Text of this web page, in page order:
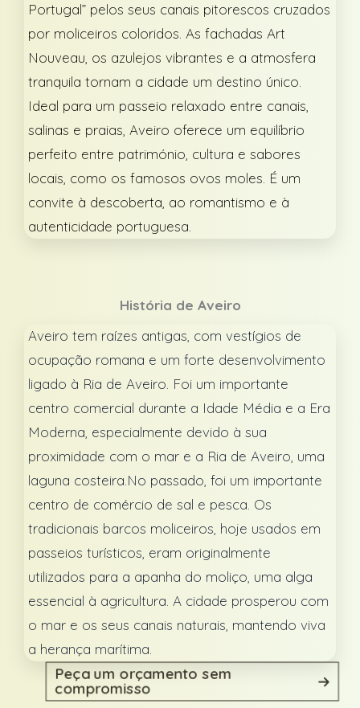
Portugal” pelos seus canais pitorescos cruzados
por moliceiros coloridos. As fachadas Art
Nouveau, os azulejos vibrantes e a atmosfera
tranquila tornam a cidade um destino único.
Ideal para um passeio relaxado entre canais,
salinas e praias, Aveiro oferece um equilíbrio
perfeito entre património, cultura e sabores
locais, como os famosos ovos moles. É um
convite à descoberta, ao romantismo e à
autenticidade portuguesa.
História de Aveiro
Aveiro tem raízes antigas, com vestígios de
ocupação romana e um forte desenvolvimento
ligado à Ria de Aveiro. Foi um importante
centro comercial durante a Idade Média e a Era
Moderna, especialmente devido à sua
proximidade com o mar e a Ria de Aveiro, uma
laguna costeira.No passado, foi um importante
centro de comércio de sal e pesca. Os
tradicionais barcos moliceiros, hoje usados em
passeios turísticos, eram originalmente
utilizados para a apanha do moliço, uma alga
essencial à agricultura. A cidade prosperou com
o mar e os seus canais naturais, mantendo viva
a herança marítima.
Peça um orçamento sem
compromisso